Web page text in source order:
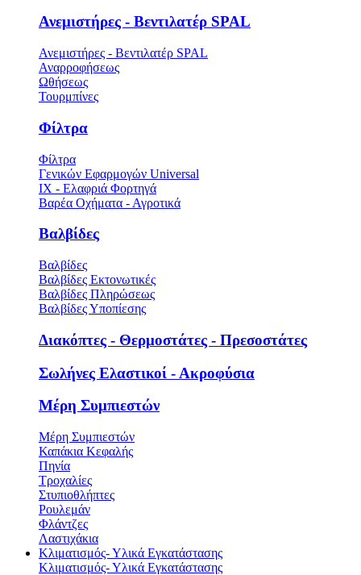
Ανεμιστήρες - Βεντιλατέρ SPAL
Ανεμιστήρες - Βεντιλατέρ SPAL
Αναρροφήσεως
Ωθήσεως
Τουρμπίνες
Φίλτρα
Φίλτρα
Γενικών Εφαρμογών Universal
ΙΧ - Ελαφριά Φορτηγά
Βαρέα Οχήματα - Αγροτικά
Βαλβίδες
Βαλβίδες
Βαλβίδες Εκτονωτικές
Βαλβίδες Πληρώσεως
Βαλβίδες Υποπίεσης
Διακόπτες - Θερμοστάτες - Πρεσοστάτες
Σωλήνες Ελαστικοί - Ακροφύσια
Μέρη Συμπιεστών
Μέρη Συμπιεστών
Καπάκια Κεφαλής
Πηνία
Τροχαλίες
Στυπιοθλήπτες
Ρουλεμάν
Φλάντζες
Λαστιχάκια
Κλιματισμός- Υλικά Εγκατάστασης
Κλιματισμός- Υλικά Εγκατάστασης